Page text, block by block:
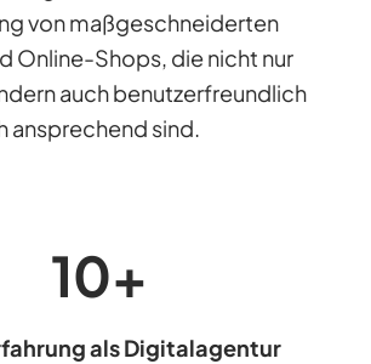
von maßgeschneiderten
Online-Shops, die nicht nur
auch benutzerfreundlich
ansprechend sind.
10+
als Digitalagentur